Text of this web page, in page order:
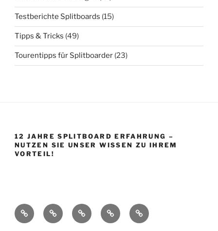
Testberichte Splitboards (15)
Tipps & Tricks (49)
Tourentipps für Splitboarder (23)
12 JAHRE SPLITBOARD ERFAHRUNG –
NUTZEN SIE UNSER WISSEN ZU IHREM
VORTEIL!
StartseiteShop
Splitboard
Base
Über
uns
Impressum